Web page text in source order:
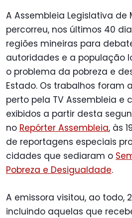
A Assembleia Legislativa de
percorreu, nos últimos 40
regiões mineiras para
autoridades e a população
o problema da pobreza e
Estado. Os trabalhos foram
perto pela TV Assembleia e
exibidos a partir desta
no Repórter Assembleia, às
de reportagens especiais
cidades que sediaram o
Pobreza e Desigualdade.
A emissora visitou, ao todo,
incluindo aquelas que